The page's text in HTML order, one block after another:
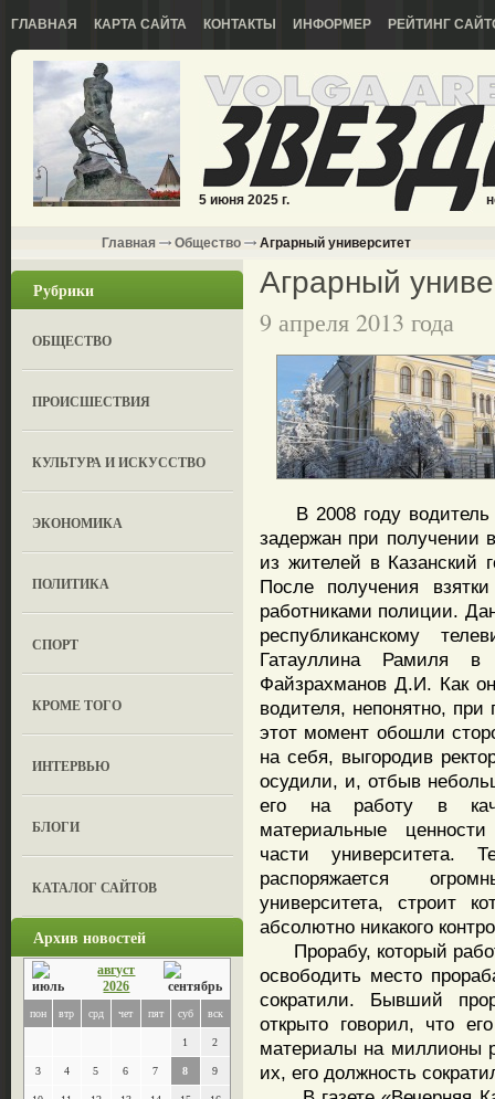
ГЛАВНАЯ КАРТА САЙТА КОНТАКТЫ ИНФОРМЕР РЕЙТИНГ
5 июня 2025 г.
Главная Общество Аграрный университет
Рубрики
ОБЩЕСТВО
ПРОИСШЕСТВИЯ
КУЛЬТУРА И ИСКУССТВО
ЭКОНОМИКА
ПОЛИТИКА
СПОРТ
КРОМЕ ТОГО
ИНТЕРВЬЮ
БЛОГИ
КАТАЛОГ САЙТОВ
Архив новостей
август
2026
пон втр срд чет пят суб вск
1 2
3 4 5 6 7 8 9
Аграрный
9 апреля 2013 года
В 2008 году водитель
задержан при получении
из жителей в Казанский
После получения
работниками полиции.
республиканскому
Гатауллина Рамиля в
Файзрахманов Д.И. Как
водителя, непонятно,
этот момент обошли
на себя, выгородив
осудили, и, отбыв
его на работу в
материальные
части университета.
распоряжается
университета, строит
абсолютно никакого
Прорабу, который
освободить место
сократили. Бывший
открыто говорил, что
материалы на миллионы
их, его должность